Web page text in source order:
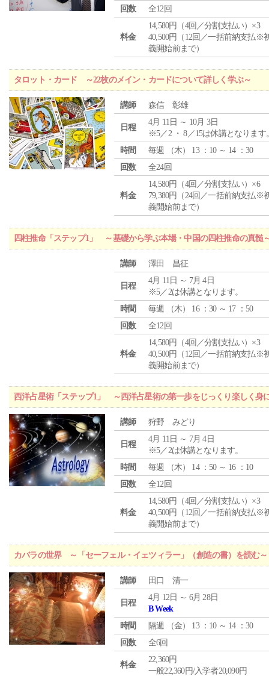
回数
全12回
料金
14,580円（4回／分割支払い）×3
40,500円（12回／一括前納支払※
義開始前まで）
タロット・カード ～22枚のメイン・カードについて詳しく学ぶ～
講師 森信 彰雄
日程
4月 11日 ～ 10月 3日
※5／2 ・ 8／15は休講となります
時間
毎週 （木） 13 ：10 ～ 14 ：30
回数
全24回
料金
14,580円（4回／分割支払い）×6
79,380円（24回／一括前納支払※
義開始前まで）
四柱推命「ステップ1」 ～基礎から学ぶ本場・中国の四柱推命の真髄
講師 澤田 昌征
日程
4月 11日 ～ 7月 4日
※5／2は休講となります。
時間
毎週 （木） 16 ：30 ～ 17 ：50
回数
全12回
料金
14,580円（4回／分割支払い）×3
40,500円（12回／一括前納支払※
義開始前まで）
西洋占星術「ステップ1」 ～西洋占星術の第一歩をじっくり楽しく身
講師 狩野 みどり
日程
4月 11日 ～ 7月 4日
※5／2は休講となります。
時間
毎週 （木） 14 ：50 ～ 16 ：10
回数
全12回
料金
14,580円（4回／分割支払い）×3
40,500円（12回／一括前納支払※
義開始前まで）
カバラの世界 ～「セーフェル・イェツィラー」（創造の書）を読む～
講師 田口 清一
日程
4月 12日 ～ 6月 28日
B Week
時間
隔週 （金） 13 ：10 ～ 14 ：30
回数
全6回
料金
22,360円
一般22,360円/入学者20,090円